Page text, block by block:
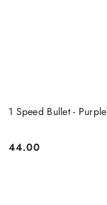
1 Speed Bullet - Purple
Cena:
44.00